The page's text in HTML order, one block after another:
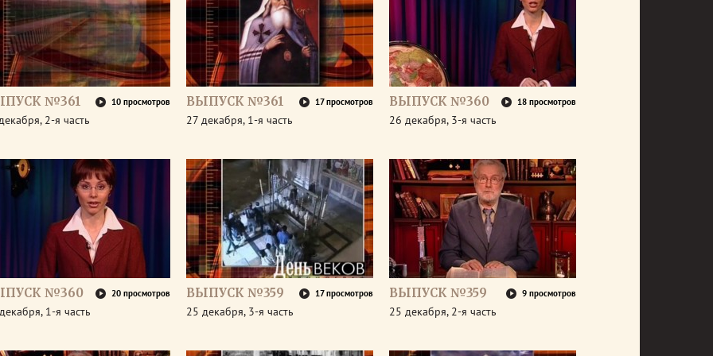
№361 10 просмотров
2-я часть
ВЫПУСК №361 17 просмотров
27 декабря, 1-я часть
ВЫПУСК №360 18 просмотров
26 декабря, 3-я часть
№360 20 просмотров
1-я часть
ВЫПУСК №359 17 просмотров
25 декабря, 3-я часть
ВЫПУСК №359 9 просмотров
25 декабря, 2-я часть